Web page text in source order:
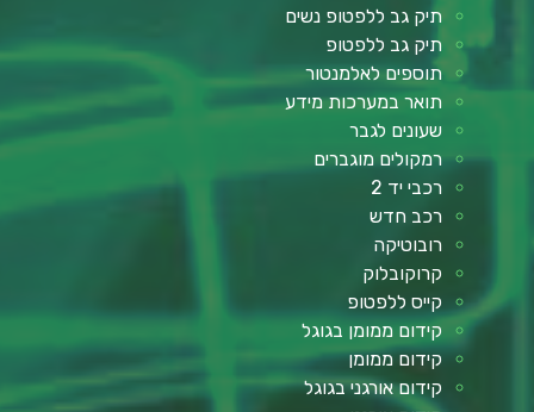
תיק גב ללפטופ נשים
תיק גב ללפטופ
תוספים לאלמנטור
תואר במערכות מידע
שעונים לגבר
רמקולים מוגברים
רכבי יד 2
רכב חדש
רובוטיקה
קרוקובלוק
קייס ללפטופ
קידום ממומן בגוגל
קידום ממומן
קידום אורגני בגוגל